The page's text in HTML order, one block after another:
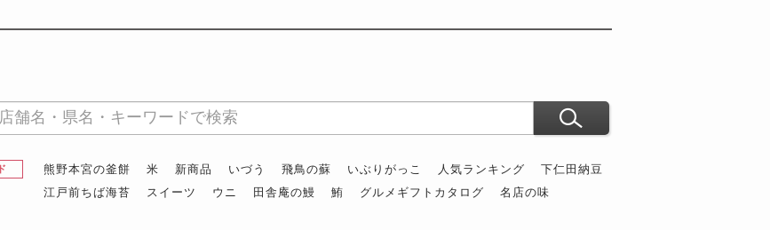
熊野本宮の釜餅 米 新商品 いづう 飛鳥の蘇 いぶりがっこ 人気ランキング
下仁田納豆
江戸前ちば海苔
スイーツ ウニ 田舎庵の鰻 鮪 グルメギフトカタログ 名店の味